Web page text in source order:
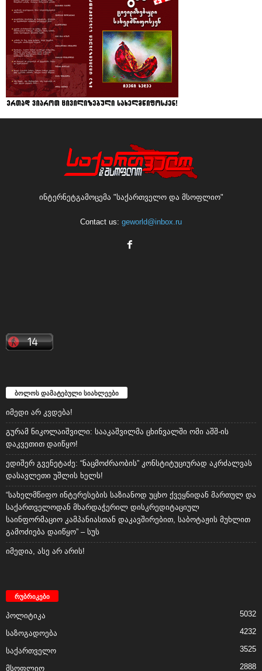
ინტერნეტგამოცემა "საქართველო და მსოფლიო"
Contact us: geworld@inbox.ru
ბოლოს დამატებული სიახლეები
იმედი არ კვდება!
გურამ ნიკოლაიშვილი: სააკაშვილმა ცხინვალში ომი აშშ-ის
დაკვეთით დაიწყო!
ედიშერ გვენეტაძე: “ნაცმოძრაობის” კონსტიტუციურად აკრძალვას
დასავლეთი უშლის ხელს!
“სახელმწიფო ინტერესების საზიანოდ უცხო ქვეყნიდან მართულ და
საქართველოდან მხარდაჭერილ დისკრედიტაციულ
საინფორმაციო კამპანიასთან დაკავშირებით, საბოტაჟის მუხლით
გამოძიება დაიწყო” – სუს
იმედია, ასე არ არის!
რუბრიკები
პოლიტიკა 5032
საზოგადოება 4232
საქართველო 3525
მსოფლიო 2888